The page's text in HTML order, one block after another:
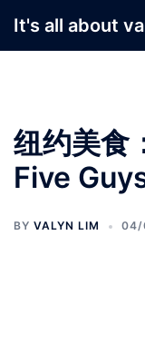
It's all about
纽约美食
Five
BY VALYN LIM 04/